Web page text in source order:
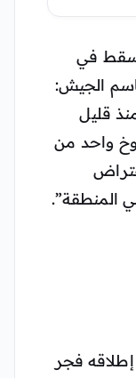
في
الجيش:
قليل
واحد من
المنطقة”.
فجر